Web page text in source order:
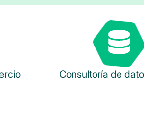
Consultoría de